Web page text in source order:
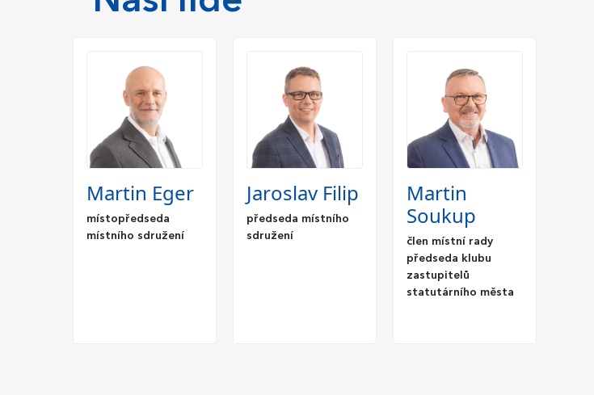
Martin Eger
místopředseda
místního sdružení
Jaroslav Filip
předseda místního
sdružení
Martin
Soukup
člen místní rady
předseda klubu
zastupitelů
statutárního města